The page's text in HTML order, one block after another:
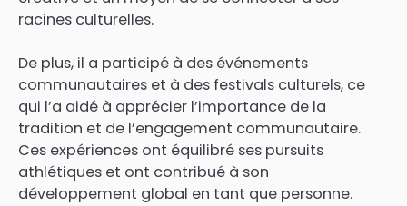
racines culturelles.
De plus, il a participé à des événements
communautaires et à des festivals culturels, ce
qui l’a aidé à apprécier l’importance de la
tradition et de l’engagement communautaire.
Ces expériences ont équilibré ses pursuits
athlétiques et ont contribué à son
développement global en tant que personne.